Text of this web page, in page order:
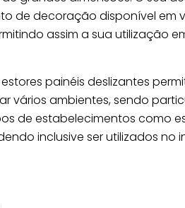
de decoração disponível em
assim a sua utilização
estores painéis deslizantes
vários ambientes, sendo
de estabelecimentos como
inclusive ser utilizados no